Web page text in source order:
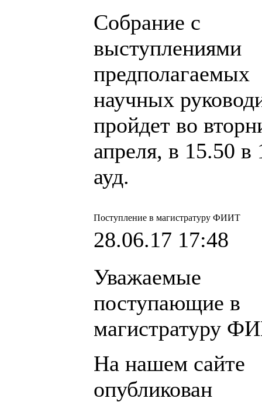
Собрание с
выступлениями
предполагаемых
научных
пройдет во
апреля, в 15.50 в
ауд.
Поступление в магистратуру ФИИТ
28.06.17 17:48
Уважаемые
поступающие в
магистратуру
На нашем сайте
опубликован